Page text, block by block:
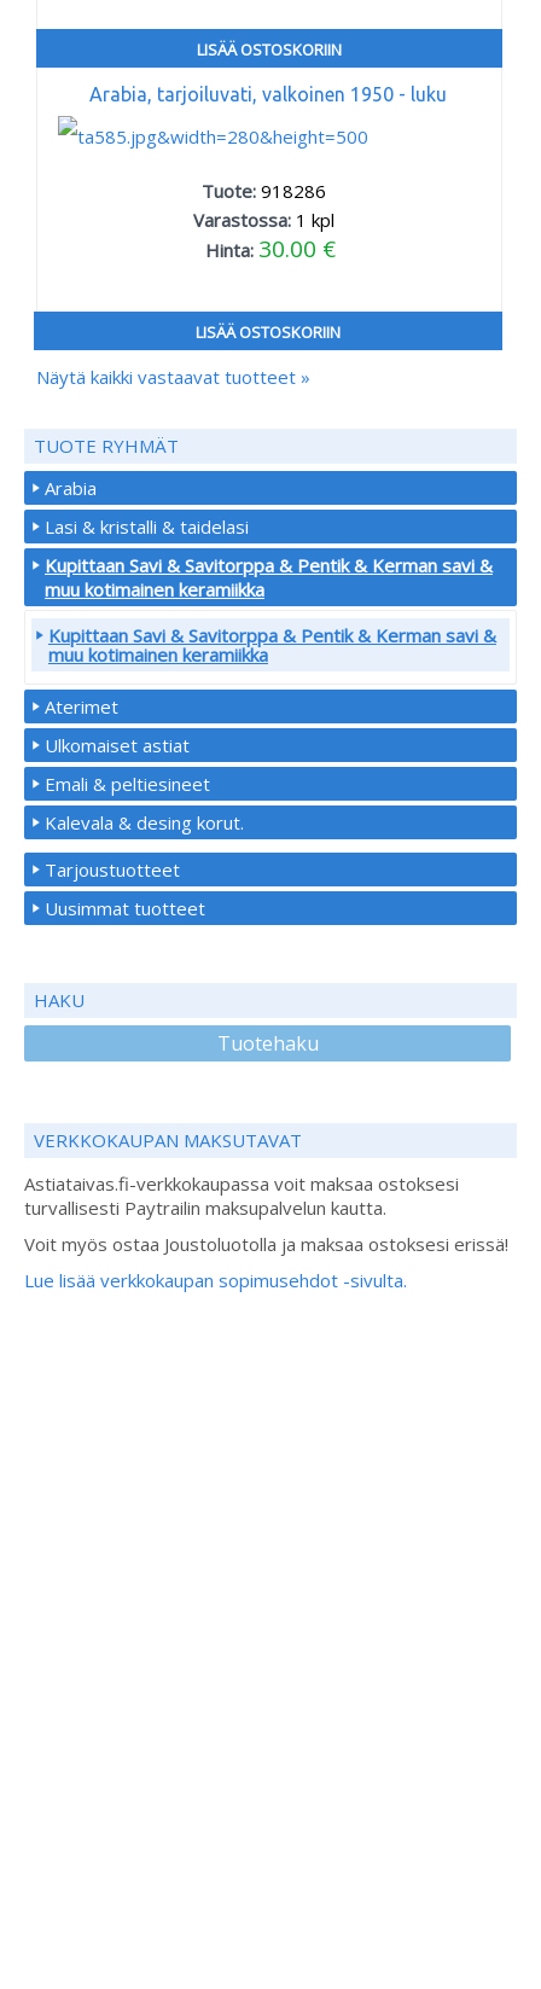
LISÄÄ OSTOSKORIIN
Arabia, tarjoiluvati, valkoinen 1950 - luku
Tuote: 918286
Varastossa: 1 kpl
Hinta: 30.00 €
LISÄÄ OSTOSKORIIN
Näytä kaikki vastaavat tuotteet »
TUOTE RYHMÄT
Arabia
Lasi & kristalli & taidelasi
Kupittaan Savi & Savitorppa & Pentik & Kerman savi &
muu kotimainen keramiikka
Kupittaan Savi & Savitorppa & Pentik & Kerman savi &
muu kotimainen keramiikka
Aterimet
Ulkomaiset astiat
Emali & peltiesineet
Kalevala & desing korut.
Tarjoustuotteet
Uusimmat tuotteet
HAKU
Tuotehaku
VERKKOKAUPAN MAKSUTAVAT
Astiataivas.fi-verkkokaupassa voit maksaa ostoksesi
turvallisesti Paytrailin maksupalvelun kautta.
Voit myös ostaa Joustoluotolla ja maksaa ostoksesi erissä!
Lue lisää verkkokaupan sopimusehdot -sivulta.